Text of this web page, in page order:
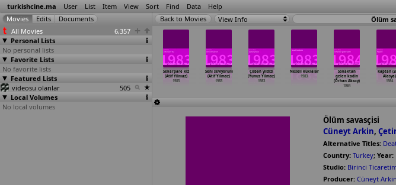
turkishcine.ma User List Item View Sort Find Data Help
All Movies
6,357
Personal Lists
No personal lists
Favorite Lists
No favorite lists
Featured Lists
videosu olanlar
505
Local Volumes
No local volumes
View Info Ölüm
(T.
Uçak)
1983
Ah su kadinlar
(Yücel
Uçanoglu)
Sekerpare kiz
(Atif Yilmaz)
1983
Seni seviyorum
(Atif Yilmaz)
1983
Çoban yildizi
(Yunus Yilmaz)
1983
Neseli kuklalar
1983
Sokaktan
gelen kadin
(Orhan Aksoy)
1984
Kaptan
Alasya)
1984
Ölüm savasçisi
Cüneyt Arkin,
Alternative Titles:
Country: Turkey; Year:
Studio: Birinci
Producer: Cüneyt Arkin